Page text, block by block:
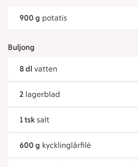
900 g potatis
Buljong
8 dl vatten
2 lagerblad
1 tsk salt
600 g kycklinglårfilé